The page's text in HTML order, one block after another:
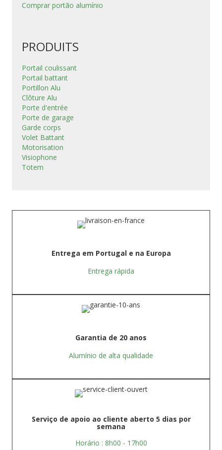
Comprar portão alumínio
PRODUITS
Portail coulissant
Portail battant
Portillon Alu
Clôture Alu
Porte d'entrée
Porte de garage
Garde corps
Volet Battant
Motorisation
Visiophone
Totem
Entrega em Portugal e na Europa
Entrega rápida
Garantia de 20 anos
Alumínio de alta qualidade
Serviço de apoio ao cliente aberto 5 dias por
semana
Horário : 8h00 - 17h00